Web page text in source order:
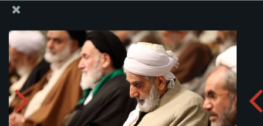
Logika Agama, Akal, dan Kemanusiaan Republik Islam
Menghadapi Front Kezaliman
Menerima album: